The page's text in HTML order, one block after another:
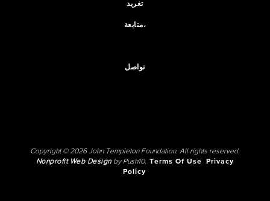
تغريد
متابعة،
تواصل
Copyright © 2026 John Templeton Foundation. All rights reserved.
Nonprofit Web Designby Push10. Terms Of Use
Privacy
Policy